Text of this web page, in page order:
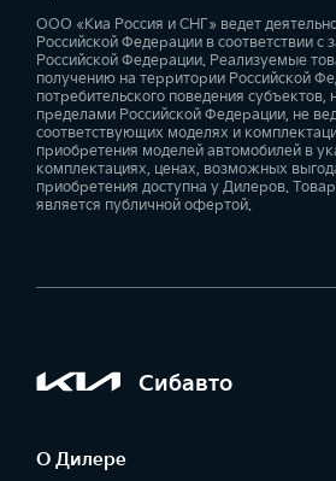
ООО «Киа Россия и СНГ» ведет
Российской Федерации в соответствии с
Российской Федерации. Реализуемые
получению на территории Российской
потребительского поведения субъектов,
пределами Российской Федерации, не
соответствующих моделях и
приобретения моделей автомобилей в
комплектациях, ценах, возможных
приобретения доступна у Дилеров.
является публичной офертой.
Сибавто
О Дилере